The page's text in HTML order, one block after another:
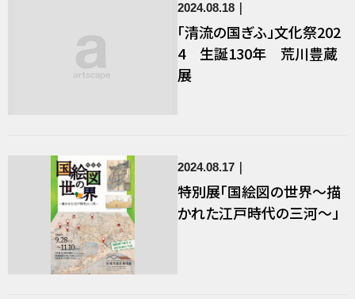
2024.08.18
「清流の国ぎふ」文化祭202
4 生誕130年 荒川豊蔵
展
2024.08.17
特別展「国絵図の世界～描
かれた江戸時代の三河～」